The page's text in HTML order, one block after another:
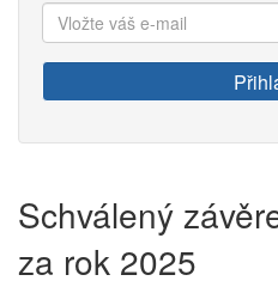
Vložte
váš
e-
mail:
Schválený
za rok 2025